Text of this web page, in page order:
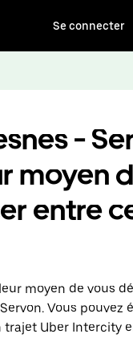
Se connecter
-
moyen
entre
moyen de vous
Vous pouvez
trajet Uber Intercity